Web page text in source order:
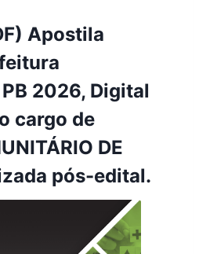
Apostila
2026, Digital
cargo de
DE
pós-edital.